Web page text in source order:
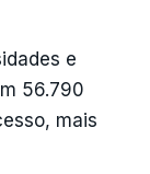
e
56.790
mais